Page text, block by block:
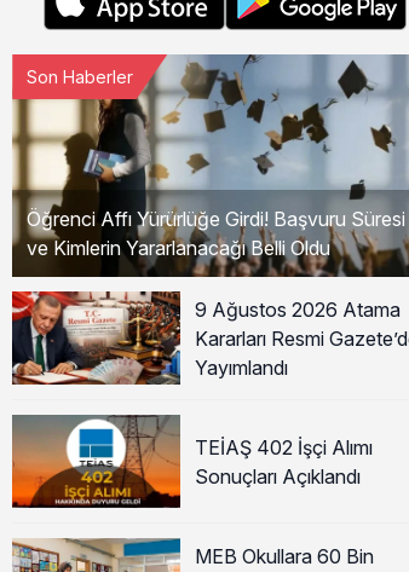
Öğrenci Affı Yürürlüğe Girdi! Başvuru Süresi
ve Kimlerin Yararlanacağı Belli Oldu
Son Haberler
9 Ağustos 2026 Atama
Kararları Resmi
Yayımlandı
TEİAŞ 402 İşçi Alımı
Sonuçları Açıklandı
MEB Okullara 60 Bin